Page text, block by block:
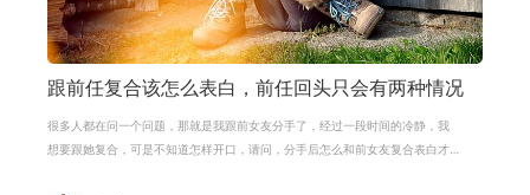
跟前任复合该怎么表白，前任回头只会有两种情况
很多人都在问一个问题，那就是我跟前女友分手了，经过一段时间的冷静，我
想要跟她复合，可是不知道怎样开口，请问，分手后怎么和前女友复合表白才